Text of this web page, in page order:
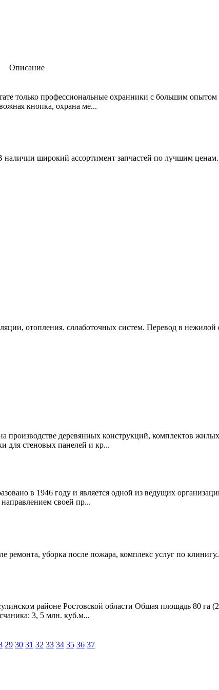
Описание
только профессиональные охранники с большим опытом
кнопка, охрана ме...
наличии широкий ассортимент запчастей по лучшим
отопления. сллаботочных систем. Перевод в нежилой
деревянных конструкций, комплектов
для стеновых панелей и кр...
в 1946 году и является одной из ведущих
своей пр...
ремонта, уборка после пожара, комплекс услуг по
районе Ростовской области Общая площадь 80 га
3, 5 млн. куб.м...
29 30 31 32 33 34 35 36 37